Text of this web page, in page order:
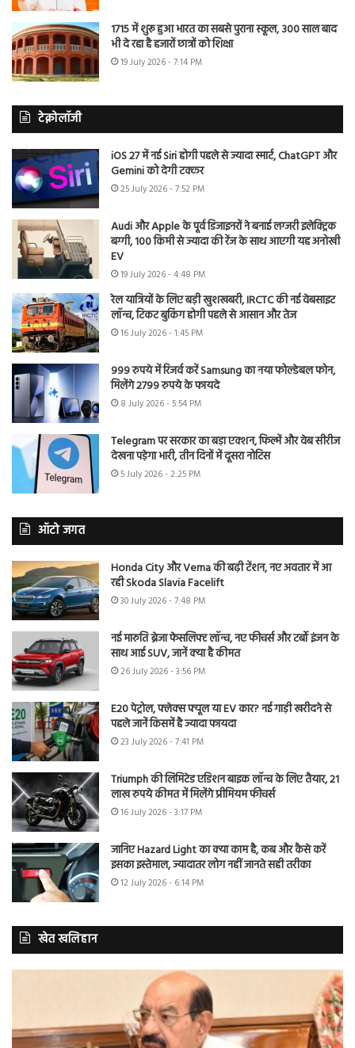
1715 में शुरू हुआ भारत का सबसे पुराना स्कूल, 300 साल बाद
भी दे रहा है हजारों छात्रों को शिक्षा
19 July 2026 - 7:14 PM
टेक्नोलॉजी
iOS 27 में नई Siri होगी पहले से ज्यादा स्मार्ट, ChatGPT और
Gemini को देगी टक्कर
25 July 2026 - 7:52 PM
Audi और Apple के पूर्व डिजाइनरों ने बनाई लग्जरी इलेक्ट्रिक
बग्गी, 100 किमी से ज्यादा की रेंज के साथ आएगी यह अनोखी
EV
19 July 2026 - 4:48 PM
रेल यात्रियों के लिए बड़ी खुशखबरी, IRCTC की नई वेबसाइट
लॉन्च, टिकट बुकिंग होगी पहले से आसान और तेज
16 July 2026 - 1:45 PM
999 रुपये में रिजर्व करें Samsung का नया फोल्डेबल फोन,
मिलेंगे 2799 रुपये के फायदे
8 July 2026 - 5:54 PM
Telegram पर सरकार का बड़ा एक्शन, फिल्में और वेब सीरीज
देखना पड़ेगा भारी, तीन दिनों में दूसरा नोटिस
5 July 2026 - 2:25 PM
ऑटो जगत
Honda City और Verna की बढ़ी टेंशन, नए अवतार में आ
रही Skoda Slavia Facelift
30 July 2026 - 7:48 PM
नई मारुति ब्रेजा फेसलिफ्ट लॉन्च, नए फीचर्स और टर्बो इंजन के
साथ आई SUV, जानें क्या है कीमत
26 July 2026 - 3:56 PM
E20 पेट्रोल, फ्लेक्स फ्यूल या EV कार? नई गाड़ी खरीदने से
पहले जानें किसमें है ज्यादा फायदा
23 July 2026 - 7:41 PM
Triumph की लिमिटेड एडिशन बाइक लॉन्च के लिए तैयार, 21
लाख रुपये कीमत में मिलेंगे प्रीमियम फीचर्स
16 July 2026 - 3:17 PM
जानिए Hazard Light का क्या काम है, कब और कैसे करें
इसका इस्तेमाल, ज्यादातर लोग नहीं जानते सही तरीका
12 July 2026 - 6:14 PM
खेत खलिहान